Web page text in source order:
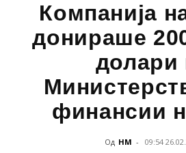
Компанија
донираше
долари
финансии
Од НМ - 09:54